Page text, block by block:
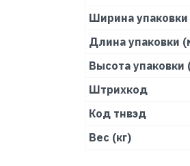
Ширина
Длина упаковки
Высота упаковки
Штрихкод
Код тнвэд
Вес (кг)